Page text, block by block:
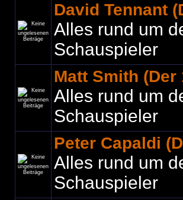
David Tennant
Alles rund um
Schauspieler
Matt Smith (Der
Alles rund um
Schauspieler
Peter Capaldi
Alles rund um
Schauspieler